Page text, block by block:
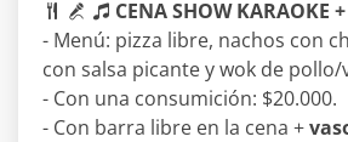
CENA SHOW KARAOKE
- Menú: pizza libre, nachos con
con salsa picante y wok de pollo/
- Con una consumición: $20.000.
- Con barra libre en la cena +